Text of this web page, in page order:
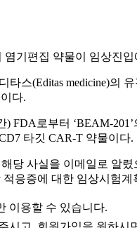
염기편집 약물이 임상
타스(Editas medicine)의
다.
) FDA로부터 ‘BEAM-
타깃 CAR-T 약물이다.
당 사실을 이메일로 알
적응증에 대한 임상시험
이용할 수 있습니다.